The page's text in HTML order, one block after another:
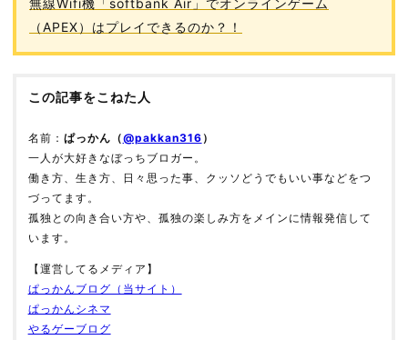
無線Wifi機「softbank Air」でオンラインゲーム
（APEX）はプレイできるのか？！
この記事をこねた人
名前： ぱっかん（@pakkan316 ）
一人が大好きなぼっちブロガー。
働き方、生き方、日々思った事、クッソどうでもいい事などをつ
づってます。
孤独との向き合い方や、孤独の楽しみ方をメインに情報発信して
います。
【運営してるメディア】
ぱっかんブログ（当サイト）
ぱっかんシネマ
やるゲーブログ